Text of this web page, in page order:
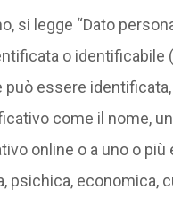
si legge “Dato
o identificabile
essere
come il nome,
online o a uno o
psichica, economica,